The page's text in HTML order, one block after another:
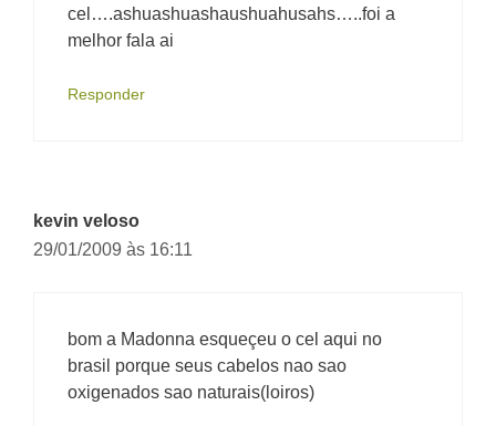
cel….ashuashuashaushuahusahs…..foi a
melhor fala ai
Responder
kevin veloso
29/01/2009 às 16:11
bom a Madonna esqueçeu o cel aqui no
brasil porque seus cabelos nao sao
oxigenados sao naturais(loiros)